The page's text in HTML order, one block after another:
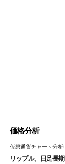
価格分析
仮想通貨チャート分析
リップル、日足長